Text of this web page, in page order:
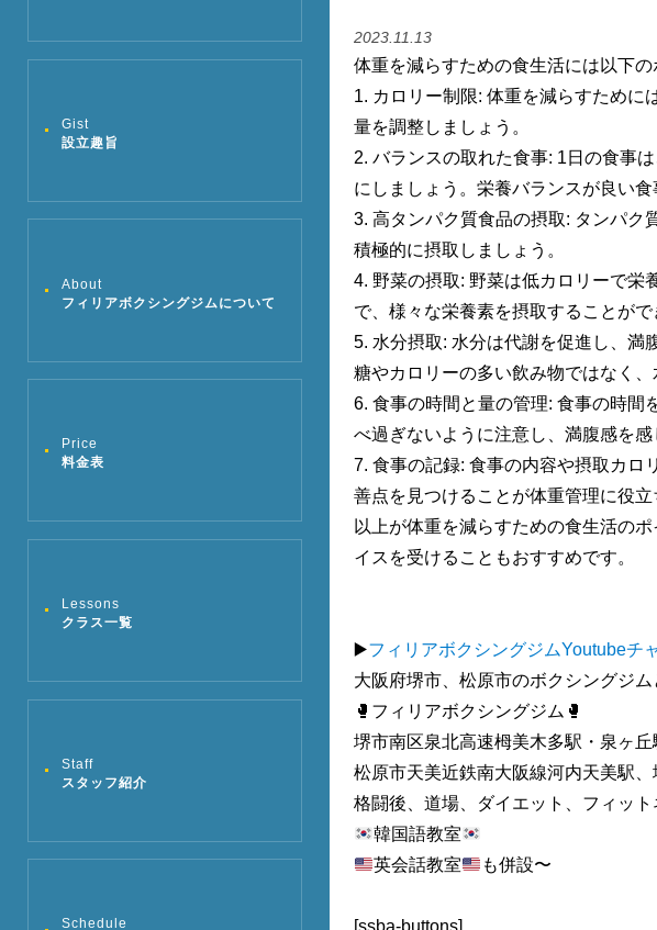
Gist
設立趣旨
About
フィリアボクシングジムについて
Price
料金表
Lessons
クラス一覧
Staff
スタッフ紹介
Schedule
2023.11.13
体重を減らすための食生活には以下の
1. カロリー制限: 体重を減らすために
量を調整しましょう。
2. バランスの取れた食事: 1 日の食事
にしましょう。栄養バランスが良い
3. 高タンパク質食品の摂取: タンパク
積極的に摂取しましょう。
4. 野菜の摂取: 野菜は低カロリーで栄
で、様々な栄養素を摂取することがで
5. 水分摂取: 水分は代謝を促進し、満
糖やカロリーの多い飲み物ではなく
6. 食事の時間と量の管理: 食事の時間
べ過ぎないように注意し、満腹感を
7. 食事の記録: 食事の内容や摂取カロ
善点を見つけることが体重管理に役立
以上が体重を減らすための食生活の
イスを受けることもおすすめです。
▶️フィリアボクシングジムYoutubeチ
大阪府堺市、松原市のボクシングジム
🥊 フィリアボクシングジム 🥊
堺市南区泉北高速栂美木多駅・泉ヶ丘
松原市天美近鉄南大阪線河内天美駅
格闘後、道場、ダイエット、フィッ
韓国語教室
英会話教室
も併設〜